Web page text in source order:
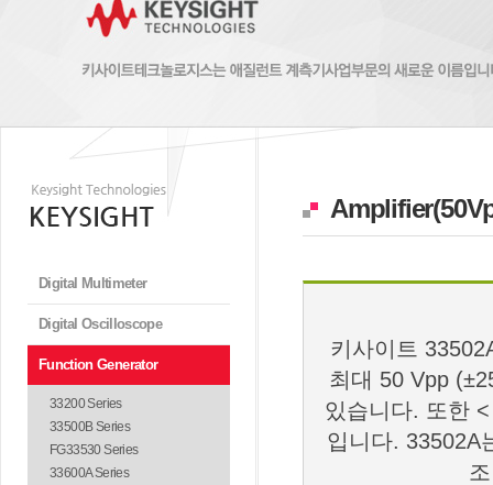
Digital Multimeter
Digital Oscilloscope
Function Generator
33200 Series
33500B Series
FG33530 Series
33600A Series
키사이트
최대 50 Vpp
있습니다. 또한
입니다. 33502A